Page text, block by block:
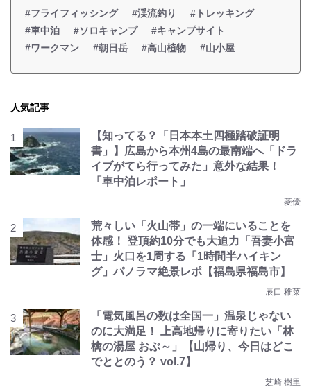
#フライフィッシング #渓流釣り
#トレッキング
#車中泊
#ソロキャンプ
#キャンプサイト
#ワークマン
#朝日岳 #高山植物 #山小屋
人気記事
【知ってる？「日本本土四極踏破証明
書」】広島から本州4島の最南端へ「ドラ
イブがてら行ってみた」意外な結果！
「車中泊レポート」
菱優
荒々しい「火山帯」の一端にいることを
体感！ 登頂約10分でも大迫力「吾妻小富
士」火口を1周する「1時間半ハイキン
グ」パノラマ絶景レポ【福島県福島市】
辰口 稚菜
「電気風呂の数は全国一」温泉じゃない
のに大満足！ 上高地帰りに寄りたい「林
檎の湯屋 おぶ～」【山帰り、今日はどこ
でととのう？ vol.7】
芝崎 樹里